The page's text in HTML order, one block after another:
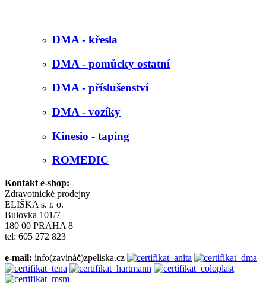
DMA - křesla
DMA - pomůcky ostatní
DMA - příslušenství
DMA - vozíky
Kinesio - taping
ROMEDIC
Kontakt e-shop:
Zdravotnické prodejny
ELIŠKA s. r. o.
Bulovka 101/7
180 00 PRAHA 8
tel: 605 272 823
e-mail: info(zavináč)zpeliska.cz